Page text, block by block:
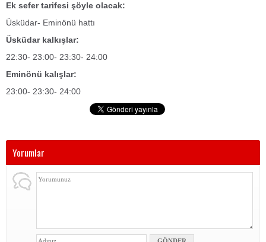
Ek sefer tarifesi şöyle olacak:
Üsküdar- Eminönü hattı
Üsküdar kalkışlar:
22:30- 23:00- 23:30- 24:00
Eminönü kalışlar:
23:00- 23:30- 24:00
Yorumlar